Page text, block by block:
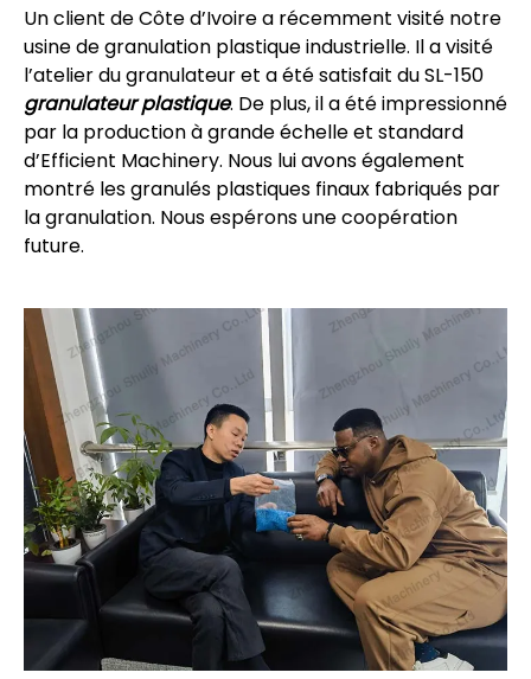
Un client de Côte d’Ivoire a récemment visité notre
usine de granulation plastique industrielle. Il a visité
l’atelier du granulateur et a été satisfait du SL-150
granulateur plastique. De plus, il a été impressionné
par la production à grande échelle et standard
d’Efficient Machinery. Nous lui avons également
montré les granulés plastiques finaux fabriqués par
la granulation. Nous espérons une coopération
future.